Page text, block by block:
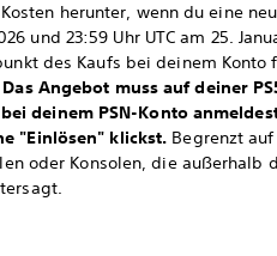
herunter, wenn du eine
und 23:59 Uhr UTC am 25.
des Kaufs bei deinem
Das Angebot muss auf deiner
deinem PSN-Konto
"Einlösen" klickst. Begrenzt
oder Konsolen, die außerhalb